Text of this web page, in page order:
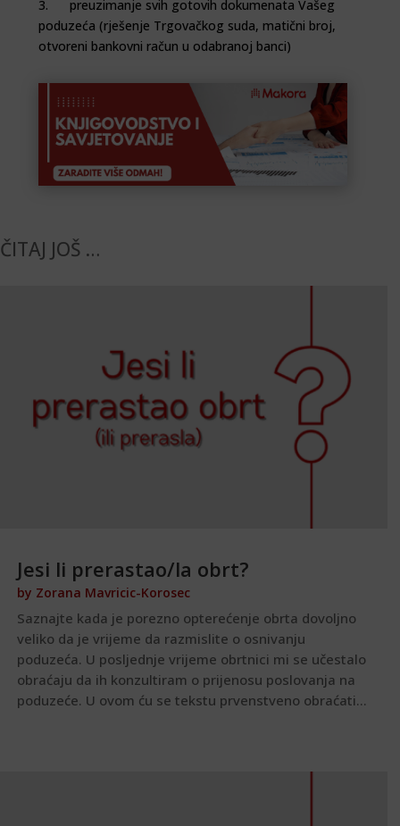
3. preuzimanje svih gotovih dokumenata Vašeg
poduzeća (rješenje Trgovačkog suda, matični broj,
otvoreni bankovni račun u odabranoj banci)
ČITAJ JOŠ …
Jesi li prerastao/la obrt?
by Zorana Mavricic-Korosec
Saznajte kada je porezno opterećenje obrta dovoljno
veliko da je vrijeme da razmislite o osnivanju
poduzeća. U posljednje vrijeme obrtnici mi se učestalo
obraćaju da ih konzultiram o prijenosu poslovanja na
poduzeće. U ovom ću se tekstu prvenstveno obraćati...